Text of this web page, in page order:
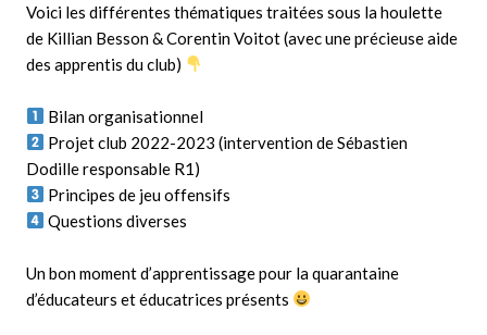
Voici les différentes thématiques traitées sous la houlette
de Killian Besson & Corentin Voitot (avec une précieuse aide
des apprentis du club)
Bilan organisationnel
Projet club 2022-2023 (intervention de Sébastien
Dodille responsable R1)
Principes de jeu offensifs
Questions diverses
Un bon moment d’apprentissage pour la quarantaine
d’éducateurs et éducatrices présents